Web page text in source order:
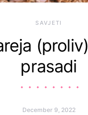
SAVJETI
prasadi
December 9, 2022